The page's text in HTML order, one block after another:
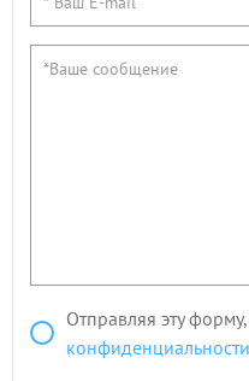
Отправляя эту
конфиденциальности